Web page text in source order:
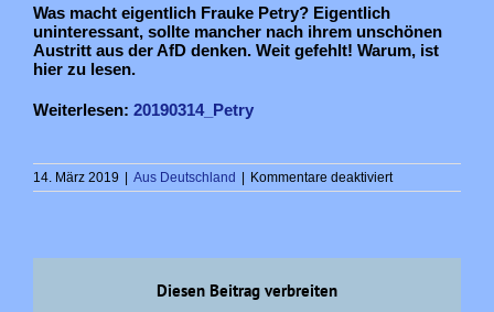
Was macht eigentlich Frauke Petry? Eigentlich
uninteressant, sollte mancher nach ihrem unschönen
Austritt aus der AfD denken. Weit gefehlt! Warum, ist
hier zu lesen.
Weiterlesen: 20190314_Petry
14. März 2019 | Aus Deutschland | Kommentare deaktiviertfür
Erinnerungen
Diesen Beitrag verbreiten